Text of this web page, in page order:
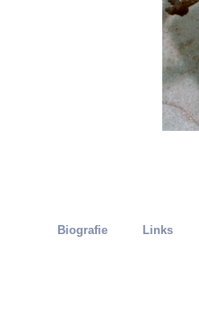
Biografie Links